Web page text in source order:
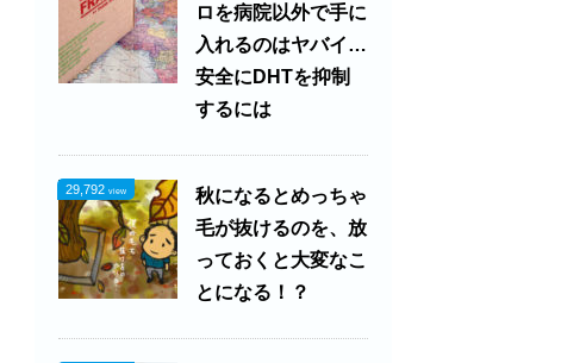
ロを病院以外で手に
入れるのはヤバイ…
安全にDHTを抑制
するには
29,792 view
秋になるとめっちゃ
毛が抜けるのを、放
っておくと大変なこ
とになる！？